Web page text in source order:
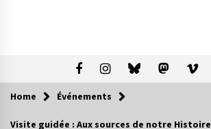
Home Événements
Visite guidée : Aux sources de notre Histoire